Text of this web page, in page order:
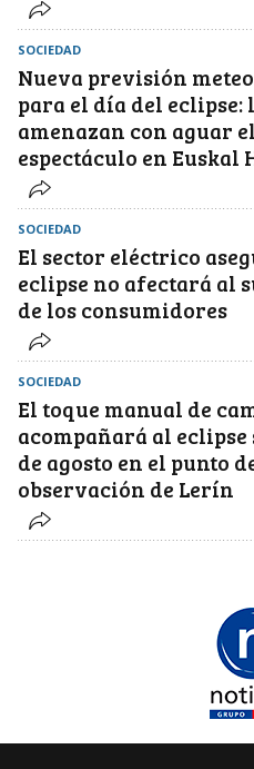
SOCIEDAD
Nueva previsión
para el día del eclipse:
amenazan con aguar el
espectáculo en Euskal
SOCIEDAD
El sector eléctrico
eclipse no afectará al
de los consumidores
SOCIEDAD
El toque manual de
acompañará al eclipse
de agosto en el punto
observación de Lerín